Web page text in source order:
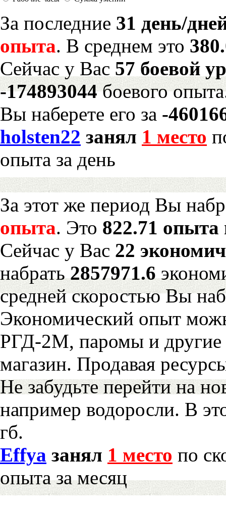
За последние 31 день/
опыта. В среднем это
Сейчас у Вас 57 боевой
-174893044боевого
Вы наберете его за -
holsten22 занял 1 место
опыта за день
За этот же период Вы
опыта. Это 822.71 опыта
Сейчас у Вас 22
набрать2857971.6
средней скоростью Вы
Экономический опыт
РГД-2М, паромы и другие
магазин. Продавая
Не забудьте перейти на
например водоросли. В
гб.
Effya занял 1 место по
опыта за месяц